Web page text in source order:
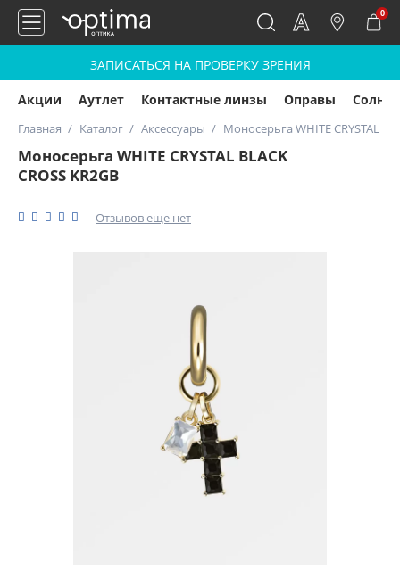
0
ЗАПИСАТЬСЯ НА ПРОВЕРКУ ЗРЕНИЯ
Акции Аутлет Контактные линзы Оправы
Главная Каталог Аксессуары Моносерьга WHITE CRYSTAL
Моносерьга WHITE CRYSTAL BLACK
CROSS KR2GB
Отзывов еще нет